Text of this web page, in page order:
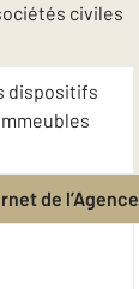
civiles
dispositifs
de l’Agence